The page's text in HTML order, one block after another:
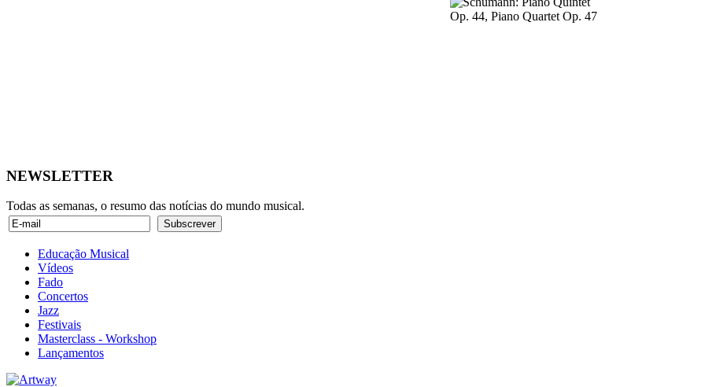
NEWSLETTER
Todas as semanas, o resumo das notícias do mundo musical.
Educação Musical
Vídeos
Fado
Concertos
Jazz
Festivais
Masterclass - Workshop
Lançamentos